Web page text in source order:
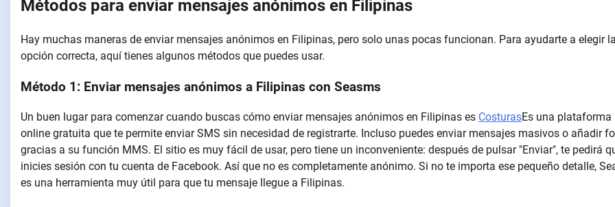
Métodos para enviar mensajes anónimos en Filipinas
Hay muchas maneras de enviar mensajes anónimos en Filipinas, pero solo unas pocas funcionan. Para ayudarte a elegir
opción correcta, aquí tienes algunos métodos que puedes usar.
Método 1: Enviar mensajes anónimos a Filipinas con Seasms
Un buen lugar para comenzar cuando buscas cómo enviar mensajes anónimos en Filipinas es CosturasEs una plataforma
online gratuita que te permite enviar SMS sin necesidad de registrarte. Incluso puedes enviar mensajes masivos o añadir
gracias a su función MMS. El sitio es muy fácil de usar, pero tiene un inconveniente: después de pulsar "Enviar", te pedirá
inicies sesión con tu cuenta de Facebook. Así que no es completamente anónimo. Si no te importa ese pequeño detalle,
es una herramienta muy útil para que tu mensaje llegue a Filipinas.